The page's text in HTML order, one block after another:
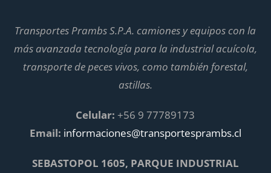
Transportes Prambs S.P.A. camiones y equipos con la
más avanzada tecnología para la industrial acuícola,
transporte de peces vivos, como también forestal,
astillas.
Celular: +56 9 77789173
Email: informaciones@transportesprambs.cl
SEBASTOPOL 1605, PARQUE INDUSTRIAL